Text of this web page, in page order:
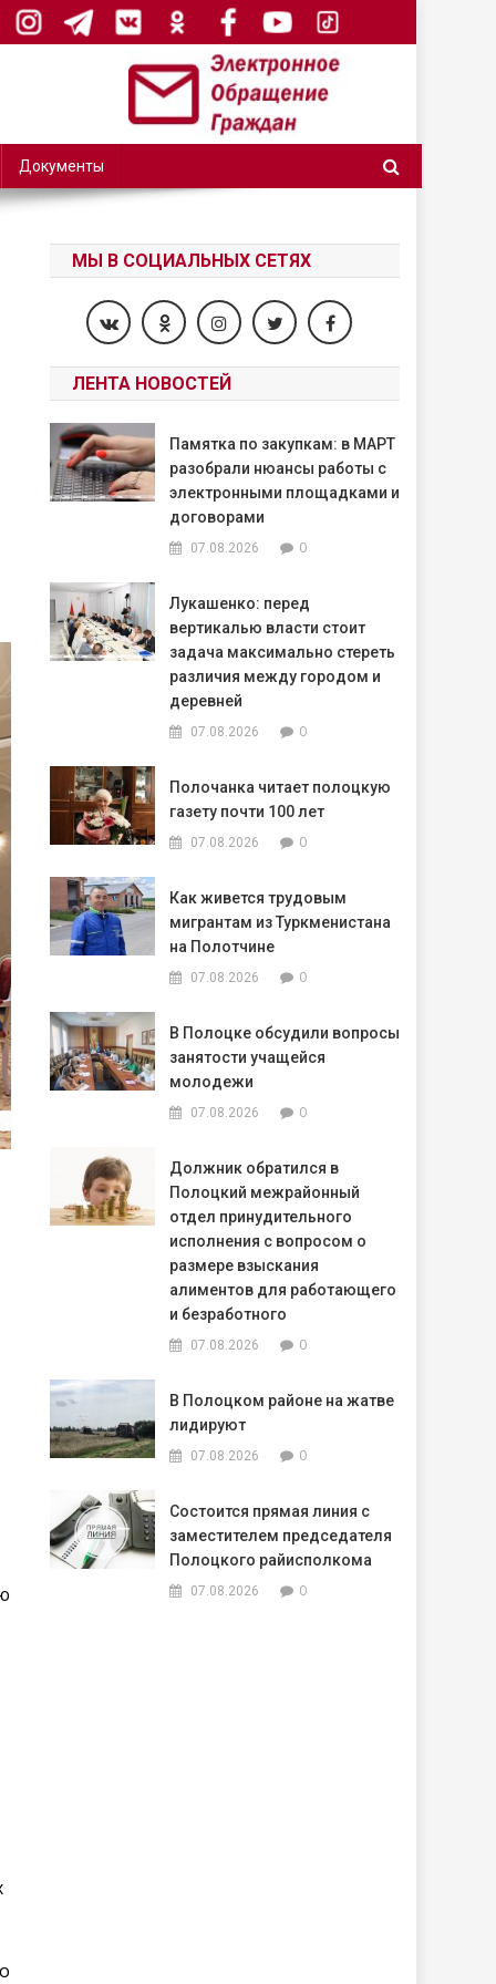
Документы
МЫ В СОЦИАЛЬНЫХ СЕТЯХ
ЛЕНТА НОВОСТЕЙ
Памятка по закупкам: в МАРТ
разобрали нюансы работы с
электронными площадками и
договорами
07.08.2026 0
Лукашенко: перед
вертикалью власти стоит
задача максимально стереть
различия между городом и
деревней
07.08.2026 0
Полочанка читает полоцкую
газету почти 100 лет
07.08.2026 0
Как живется трудовым
мигрантам из Туркменистана
на Полотчине
07.08.2026 0
В Полоцке обсудили вопросы
занятости учащейся
молодежи
07.08.2026 0
Должник обратился в
Полоцкий межрайонный
отдел принудительного
исполнения с вопросом о
размере взыскания
алиментов для работающего
и безработного
07.08.2026 0
В Полоцком районе на жатве
лидируют
07.08.2026 0
Состоится прямая линия с
заместителем председателя
Полоцкого райисполкома
07.08.2026 0